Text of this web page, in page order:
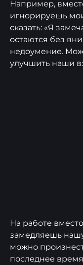
Например,
игнорируешь
сказать: «Я
остаются без
недоумение.
улучшить наши
На работе
замедляешь
можно
последнее